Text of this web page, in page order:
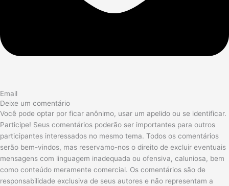
Email
Deixe um comentário
Você pode optar por ficar anônimo, usar um apelido ou se identificar.
Participe! Seus comentários poderão ser importantes para outros
participantes interessados no mesmo tema. Todos os comentários
serão bem-vindos, mas reservamo-nos o direito de excluir eventuais
mensagens com linguagem inadequada ou ofensiva, caluniosa, bem
como conteúdo meramente comercial. Os comentários são de
responsabilidade exclusiva de seus autores e não representam a